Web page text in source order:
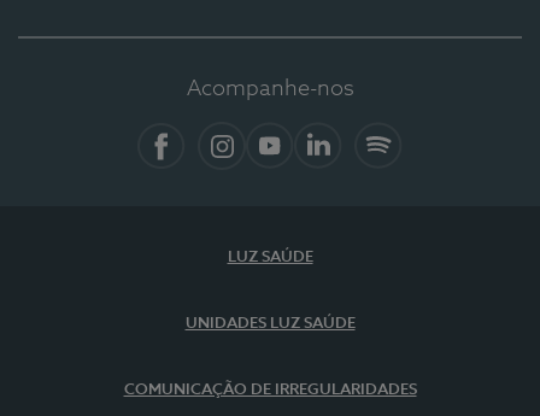
Acompanhe-nos
LUZ SAÚDE
UNIDADES LUZ SAÚDE
COMUNICAÇÃO DE IRREGULARIDADES